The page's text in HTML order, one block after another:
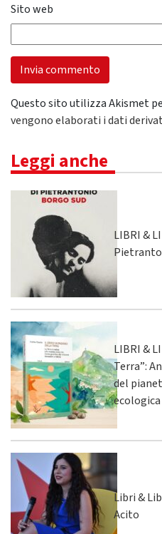
Sito web
Questo sito utilizza Akismet
vengono elaborati i dati
Leggi anche
LIBRI &
LIBRI &
Terra”:
del
ecologica
Libri &
Acito